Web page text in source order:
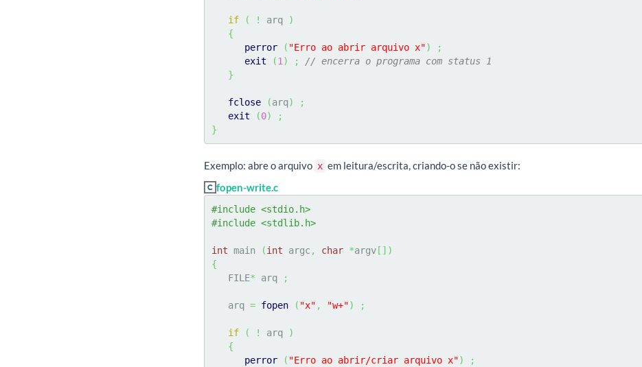
if ( ! arq
)
{
perror
( "Erro ao abrir arquivo x")
;
exit
(1 ) ;
// encerra o programa com status 1
}
fclose (arq)
;
exit
(0)
;
}
Exemplo: abre o arquivo x em leitura/escrita, criando-o se não existir:
fopen-write.c
#include <stdio.h>
#include <stdlib.h>
int main (int argc, char *argv[ ] )
{
   FILE
* arq ;
   arq
= fopen ( "x" , "w+") ;
if ( ! arq
)
{
perror
( "Erro ao abrir/criar arquivo x")
;